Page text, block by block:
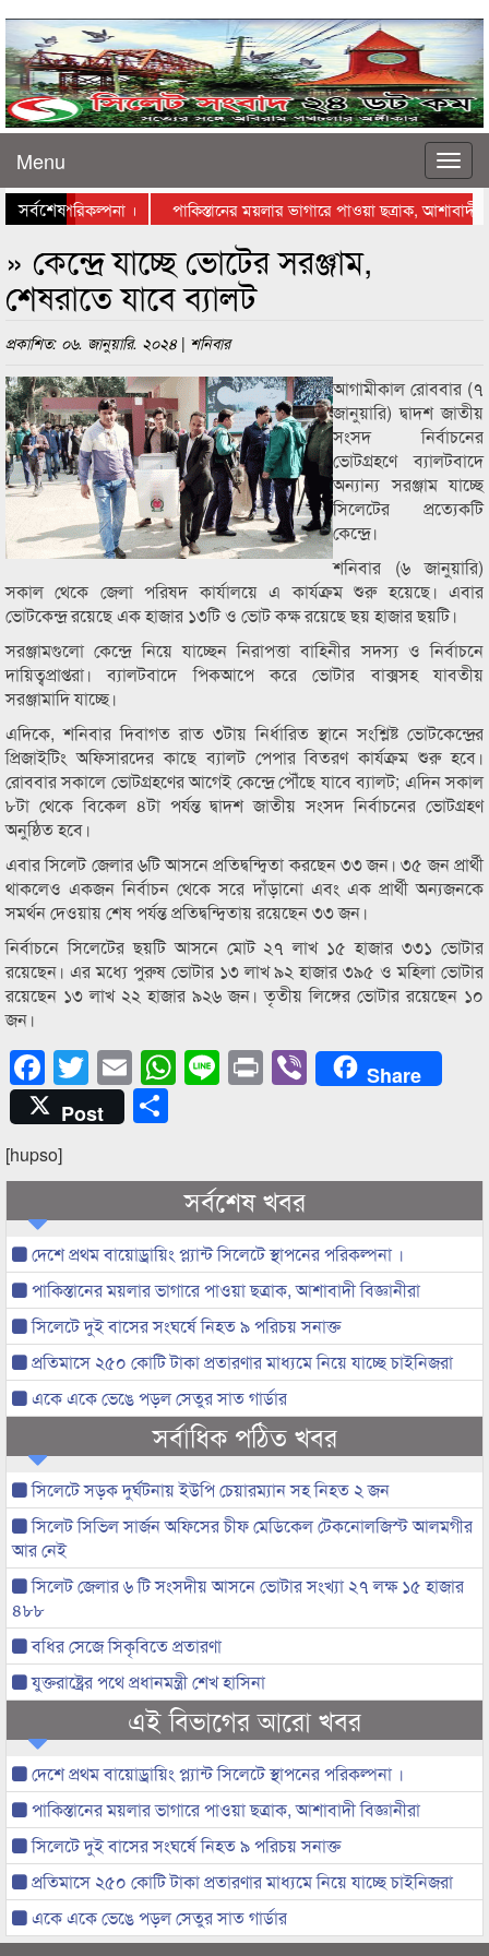
Menu
সর্বশেষ
স্থাপনের পরিকল্পনা ।
পাকিস্তানের ময়লার ভাগারে পাওয়া ছত্রাক, আশাবাদী
» কেন্দ্রে যাচ্ছে ভোটের সরঞ্জাম,
শেষরাতে যাবে ব্যালট
প্রকাশিত: ০৬. জানুয়ারি. ২০২৪ | শনিবার
আগামীকাল রোববার (৭
জানুয়ারি) দ্বাদশ জাতীয়
সংসদ নির্বাচনের
ভোটগ্রহণে ব্যালটবাদে
অন্যান্য সরঞ্জাম যাচ্ছে
সিলেটের প্রত্যেকটি
কেন্দ্রে।
শনিবার (৬ জানুয়ারি)
সকাল থেকে জেলা পরিষদ কার্যালয়ে এ কার্যক্রম শুরু হয়েছে। এবার
ভোটকেন্দ্র রয়েছে এক হাজার ১৩টি ও ভোট কক্ষ রয়েছে ছয় হাজার ছয়টি।
সরঞ্জামগুলো কেন্দ্রে নিয়ে যাচ্ছেন নিরাপত্তা বাহিনীর সদস্য ও নির্বাচনে
দায়িত্বপ্রাপ্তরা। ব্যালটবাদে পিকআপে করে ভোটার বাক্সসহ যাবতীয়
সরঞ্জামাদি যাচ্ছে।
এদিকে, শনিবার দিবাগত রাত ৩টায় নির্ধারিত স্থানে সংশ্লিষ্ট ভোটকেন্দ্রের
প্রিজাইটিং অফিসারদের কাছে ব্যালট পেপার বিতরণ কার্যক্রম শুরু হবে।
রোববার সকালে ভোটগ্রহণের আগেই কেন্দ্রে পৌঁছে যাবে ব্যালট; এদিন সকাল
৮টা থেকে বিকেল ৪টা পর্যন্ত দ্বাদশ জাতীয় সংসদ নির্বাচনের ভোটগ্রহণ
অনুষ্ঠিত হবে।
এবার সিলেট জেলার ৬টি আসনে প্রতিদ্বন্দ্বিতা করছেন ৩৩ জন। ৩৫ জন প্রার্থী
থাকলেও একজন নির্বাচন থেকে সরে দাঁড়ানো এবং এক প্রার্থী অন্যজনকে
সমর্থন দেওয়ায় শেষ পর্যন্ত প্রতিদ্বন্দ্বিতায় রয়েছেন ৩৩ জন।
নির্বাচনে সিলেটের ছয়টি আসনে মোট ২৭ লাখ ১৫ হাজার ৩৩১ ভোটার
রয়েছেন। এর মধ্যে পুরুষ ভোটার ১৩ লাখ ৯২ হাজার ৩৯৫ ও মহিলা ভোটার
রয়েছেন ১৩ লাখ ২২ হাজার ৯২৬ জন। তৃতীয় লিঙ্গের ভোটার রয়েছেন ১০
জন।
Facebook
Twitter
EmailWhatsApp
LinePrintViberShare
Post
[hupso]
সর্বশেষ খবর
দেশে প্রথম বায়োড্রায়িং প্ল্যান্ট সিলেটে স্থাপনের পরিকল্পনা ।
পাকিস্তানের ময়লার ভাগারে পাওয়া ছত্রাক, আশাবাদী বিজ্ঞানীরা
সিলেটে দুই বাসের সংঘর্ষে নিহত ৯ পরিচয় সনাক্ত
প্রতিমাসে ২৫০ কোটি টাকা প্রতারণার মাধ্যমে নিয়ে যাচ্ছে চাইনিজরা
একে একে ভেঙে পড়ল সেতুর সাত গার্ডার
সর্বাধিক পঠিত খবর
সিলেটে সড়ক দুর্ঘটনায় ইউপি চেয়ারম্যান সহ নিহত ২ জন
সিলেট সিভিল সার্জন অফিসের চীফ মেডিকেল টেকনোলজিস্ট আলমগীর
আর নেই
সিলেট জেলার ৬ টি সংসদীয় আসনে ভোটার সংখ্যা ২৭ লক্ষ ১৫ হাজার
৪৮৮
বধির সেজে সিকৃবিতে প্রতারণা
যুক্তরাষ্ট্রের পথে প্রধানমন্ত্রী শেখ হাসিনা
এই বিভাগের আরো খবর
দেশে প্রথম বায়োড্রায়িং প্ল্যান্ট সিলেটে স্থাপনের পরিকল্পনা ।
পাকিস্তানের ময়লার ভাগারে পাওয়া ছত্রাক, আশাবাদী বিজ্ঞানীরা
সিলেটে দুই বাসের সংঘর্ষে নিহত ৯ পরিচয় সনাক্ত
প্রতিমাসে ২৫০ কোটি টাকা প্রতারণার মাধ্যমে নিয়ে যাচ্ছে চাইনিজরা
একে একে ভেঙে পড়ল সেতুর সাত গার্ডার